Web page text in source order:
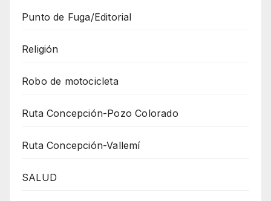
Punto de Fuga/Editorial
Religión
Robo de motocicleta
Ruta Concepción-Pozo Colorado
Ruta Concepción-Vallemí
SALUD